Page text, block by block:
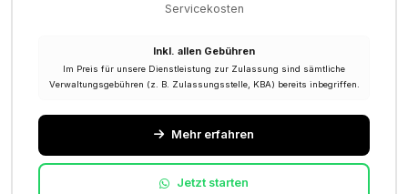
Servicekosten
Inkl. allen Gebühren
Im Preis für unsere Dienstleistung zur Zulassung sind sämtliche
Verwaltungsgebühren (z. B. Zulassungsstelle, KBA) bereits inbegriffen.
Mehr erfahren
Jetzt starten